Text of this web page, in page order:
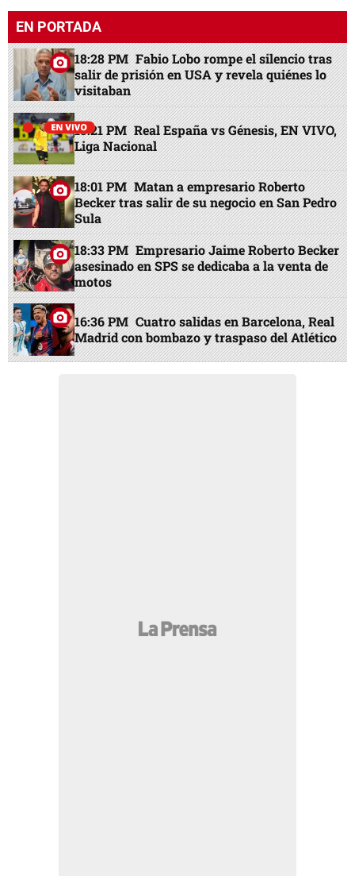
EN PORTADA
18:28 PM Fabio Lobo rompe el silencio tras
salir de prisión en USA y revela quiénes lo
visitaban
15:21 PM Real España vs Génesis, EN VIVO,
Liga Nacional
18:01 PM Matan a empresario Roberto
Becker tras salir de su negocio en San Pedro
Sula
18:33 PM Empresario Jaime Roberto Becker
asesinado en SPS se dedicaba a la venta de
motos
16:36 PM Cuatro salidas en Barcelona, Real
Madrid con bombazo y traspaso del Atlético